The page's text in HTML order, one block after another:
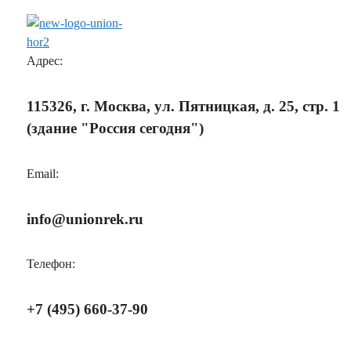
Адрес:
115326, г. Москва, ул. Пятницкая, д. 25, стр. 1
(здание "Россия сегодня")
Email:
info@unionrek.ru
Телефон:
+7 (495) 660-37-90